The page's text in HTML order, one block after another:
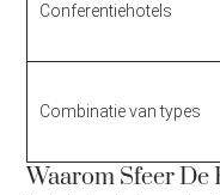
Conferentiehotels
Combinatie van types
Waarom Sfeer De